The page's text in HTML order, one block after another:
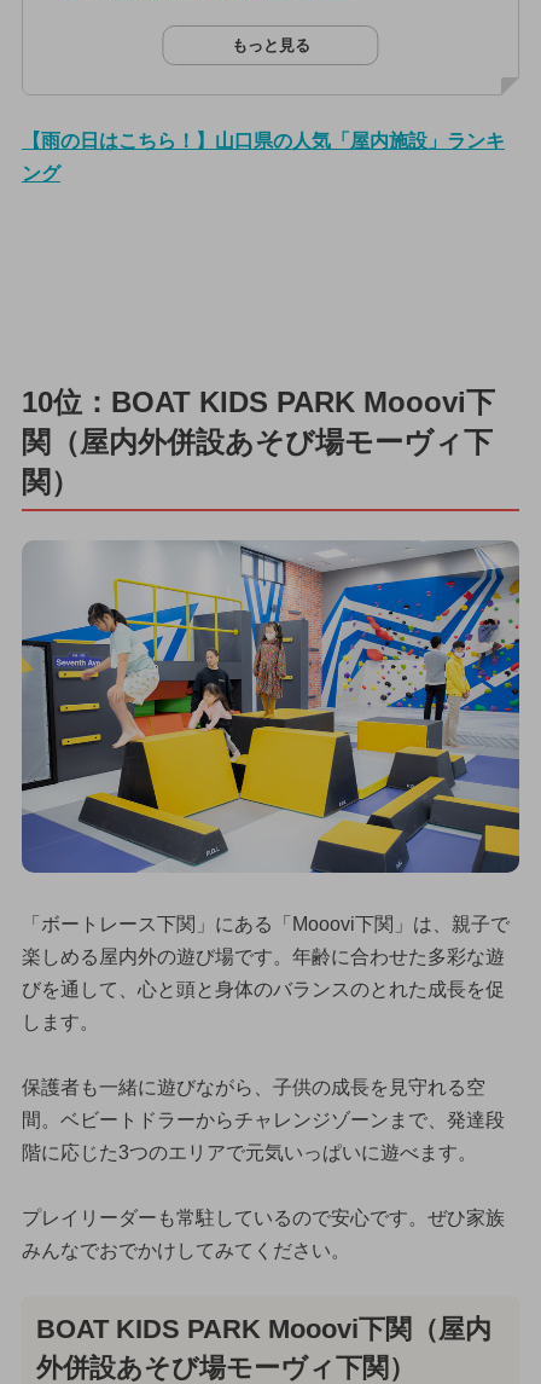
もっと見る
【雨の日はこちら！】山口県の人気「屋内施設」ランキ
ング
10位：BOAT KIDS PARK Mooovi下
関（屋内外併設あそび場モーヴィ下
関）
「ボートレース下関」にある「Mooovi下関」は、親子で
楽しめる屋内外の遊び場です。年齢に合わせた多彩な遊
びを通して、心と頭と身体のバランスのとれた成長を促
します。
保護者も一緒に遊びながら、子供の成長を見守れる空
間。ベビートドラーからチャレンジゾーンまで、発達段
階に応じた3つのエリアで元気いっぱいに遊べます。
プレイリーダーも常駐しているので安心です。ぜひ家族
みんなでおでかけしてみてください。
BOAT KIDS PARK Mooovi下関（屋内
外併設あそび場モーヴィ下関）